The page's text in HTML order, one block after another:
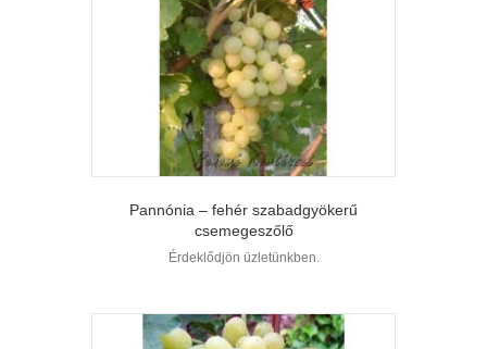
Pannónia – fehér szabadgyökerű
csemegeszőlő
Érdeklődjön üzletünkben.